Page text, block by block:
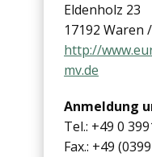
Eldenholz 23
17192 Waren
http://
mv.de
Anmeldung
Tel.: +49 0
Fax.: +49